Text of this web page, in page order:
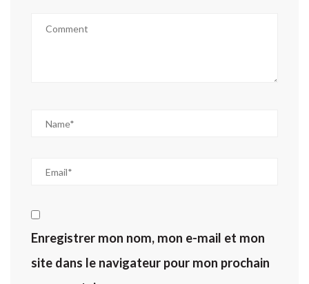
Enregistrer mon nom, mon e-mail et mon
site dans le navigateur pour mon prochain